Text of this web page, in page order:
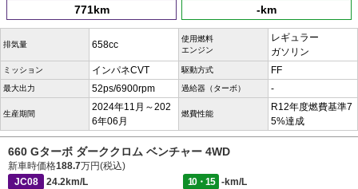
771km -km
排気量 658cc
使用燃料
エンジン
レギュラー
ガソリン
ミッション インパネCVT 駆動方式 FF
最大出力 52ps/6900rpm 過給器（ターボ） -
生産期間
2024年11月～202
6年06月
燃費性能
R12年度燃費基準7
5%達成
660 Gターボ ダーククロム ベンチャー 4WD
新車時価格188.7万円(税込)
JC08
24.2km/L 10・15
-km/L